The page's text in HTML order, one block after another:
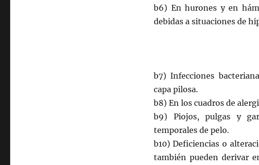
b6) En hurones y en
debidas a situaciones de
b7) Infecciones
capa pilosa.
b8) En los cuadros de
b9) Piojos, pulgas y
temporales de pelo.
b10) Deficiencias o
también pueden derivar